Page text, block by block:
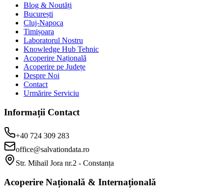
Blog & Noutăți
București
Cluj-Napoca
Timișoara
Laboratorul Nostru
Knowledge Hub Tehnic
Acoperire Națională
Acoperire pe Județe
Despre Noi
Contact
Urmărire Serviciu
Informații Contact
+40 724 309 283
office@salvationdata.ro
Str. Mihail Jora nr.2 - Constanța
Acoperire Națională & Internațională